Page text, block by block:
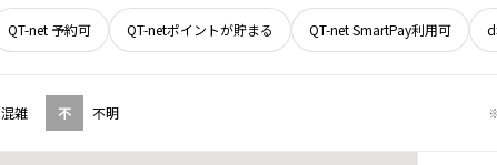
QT-net 予約可 QT-netポイントが貯まる QT-net SmartPay利用可
混雑 不 不明